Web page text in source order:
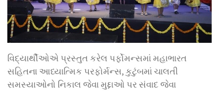
વિદ્યાર્થીઓએ પ્રસ્તુત કરેલ પર્ફોમન્સમાં મહાભારત
સહિતના આધ્યાત્મિક પરફોર્મન્સ, કુટુંબમાં ચાલતી
સમસ્યાઓનો નિકાલ જેવા મુદ્દાઓ પર સંવાદ જેવા